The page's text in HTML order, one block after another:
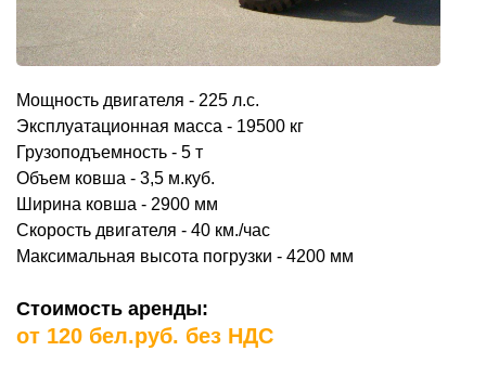
Мощность двигателя - 225 л.с.
Эксплуатационная масса - 19500 кг
Грузоподъемность - 5 т
Объем ковша - 3,5 м.куб.
Ширина ковша - 2900 мм
Скорость двигателя - 40 км./час
Максимальная высота погрузки - 4200 мм
Стоимость аренды:
от 120 бел.руб. без НДС